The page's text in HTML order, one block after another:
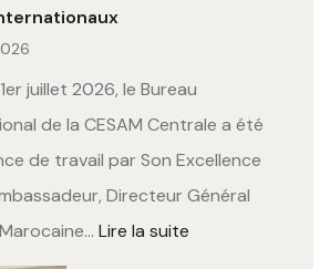
juillet 2026, le Bureau
de la CESAM Centrale a été
de travail par Son Excellence
Directeur Général
Lire la suite